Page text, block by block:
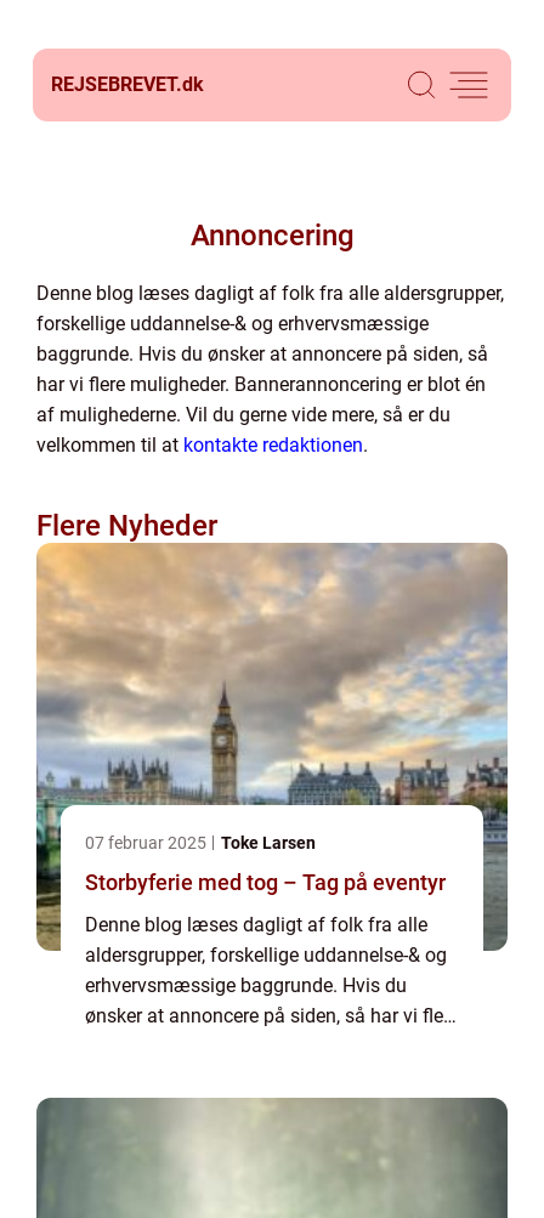
REJSEBREVET.dk
Annoncering
Denne blog læses dagligt af folk fra alle aldersgrupper,
forskellige uddannelse-& og erhvervsmæssige
baggrunde. Hvis du ønsker at annoncere på siden, så
har vi flere muligheder. Bannerannoncering er blot én
af mulighederne. Vil du gerne vide mere, så er du
velkommen til at kontakte redaktionen.
Flere Nyheder
07 februar 2025 Toke Larsen
Storbyferie med tog – Tag på eventyr
Denne blog læses dagligt af folk fra alle
aldersgrupper, forskellige uddannelse-& og
erhvervsmæssige baggrunde. Hvis du
ønsker at annoncere på siden, så har vi flere